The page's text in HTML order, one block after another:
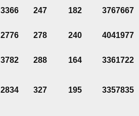
3366 247 182 3767667
2776 278 240 4041977
3782 288 164 3361722
2834 327 195 3357835